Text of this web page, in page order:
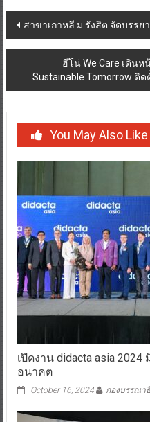
Post
navigation
สาขาเกาหลี ม.รังสิต จัดบรรย
ฮีโน่ We Care เดินห
Sustainable Tomorrow ติ
You May Also Like
เปิดงาน didacta asia
อนาคต
October 16, 2024 กองบรรณา